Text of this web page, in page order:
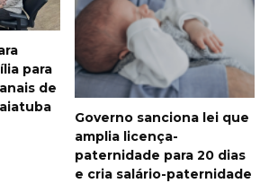
para
de
Governo sanciona lei que
amplia licença-
paternidade para 20 dias
e cria salário-paternidade